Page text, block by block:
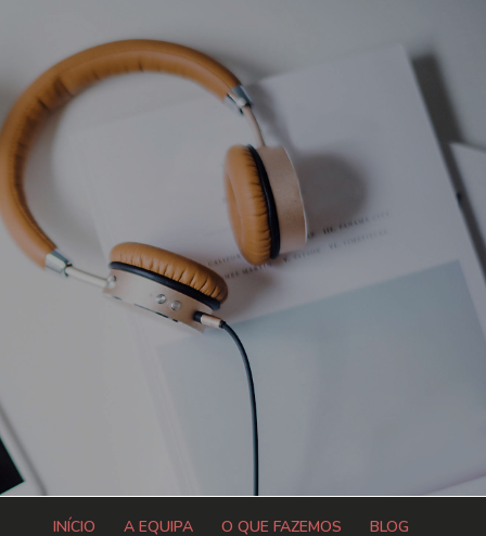
INÍCIO A EQUIPA O QUE FAZEMOS BLOG